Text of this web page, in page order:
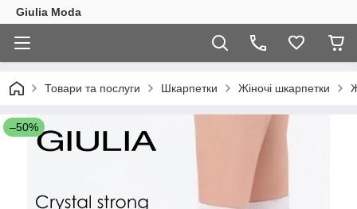
Giulia Moda
Товари та послуги Шкарпетки Жіночі шкарпетки
–50%